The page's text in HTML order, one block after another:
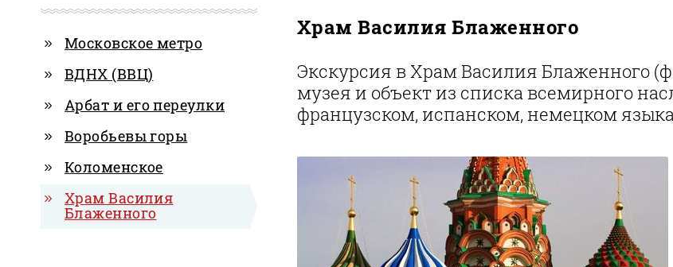
Храм Василия Блаженного
Экскурсия в Храм Василия Блаженного
музея и объект из списка всемирного
французском, испанском, немецком
Московское метро
ВДНХ (ВВЦ)
Арбат и его переулки
Воробьевы горы
Коломенское
Храм Василия
Блаженного